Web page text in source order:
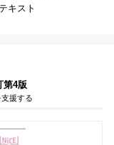
キスト
第4版
援する